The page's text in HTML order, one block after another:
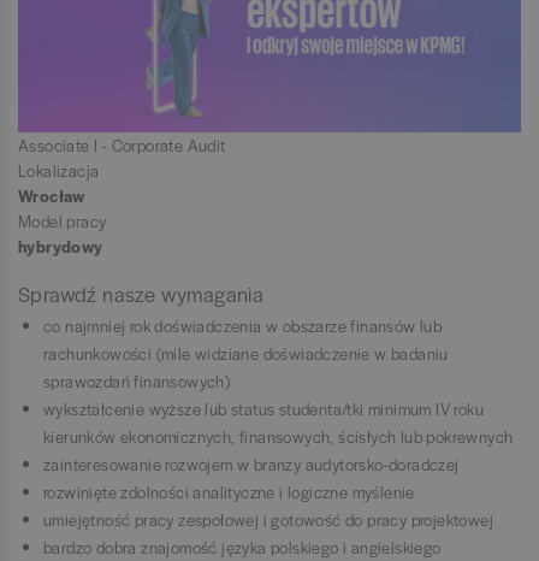
Associate I - Corporate Audit
Lokalizacja
Wrocław
Model pracy
hybrydowy
Sprawdź nasze wymagania
co najmniej rok doświadczenia w obszarze finansów lub
rachunkowości (mile widziane doświadczenie w badaniu
sprawozdań finansowych)
wykształcenie wyższe lub status studenta/tki ​minimum IV roku
kierunków ekonomicznych, finansowych, ścisłych lub pokrewnych
zainteresowanie rozwojem w branży audytorsko-doradczej
rozwinięte zdolności analityczne i logiczne myślenie
umiejętność pracy zespołowej i gotowość do pracy projektowej
bardzo dobra znajomość języka polskiego i angielskiego